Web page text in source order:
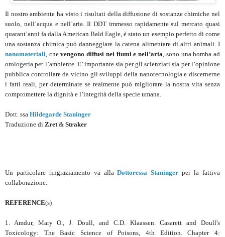
Il nostro ambiente ha visto i risultati della diffusione di sostanze chimiche nel
suolo, nell’acqua e nell’aria. Il DDT immesso rapidamente sul mercato quasi
quarant’anni fa dalla American Bald Eagle, è stato un esempio perfetto di come
una sostanza chimica può danneggiare la catena alimentare di altri animali. I
nanomateriali , chevengono diffusi nei fiumi e nell’aria , sono una bomba ad
orologeria per l’ambiente. E’ importante sia per gli scienziati sia per l’opinione
pubblica controllare da vicino gli sviluppi della nanotecnologia e discernerne
i fatti reali, per determinare se realmente può migliorare la nostra vita senza
compromettere la dignità e l’integrità della specie umana.
Dott. ssa Hildegarde Staninger
Traduzione di Zret & Straker
Un particolare ringraziamento va allaDottoressa Staninger per la fattiva
collaborazione.
REFERENCE(s)
1. Amdur, Mary O., J. Doull, and C.D. Klaassen. Casarett and Doull's
Toxicology: The Basic Science of Poisons, 4th Edition. Chapter 4: